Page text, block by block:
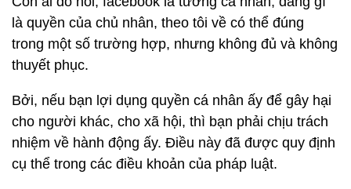
là quyền của chủ nhân, theo tôi về có thể đúng
trong một số trường hợp, nhưng không đủ và không
thuyết phục.
Bởi, nếu bạn lợi dụng quyền cá nhân ấy để gây hại
cho người khác, cho xã hội, thì bạn phải chịu trách
nhiệm về hành động ấy. Điều này đã được quy định
cụ thể trong các điều khoản của pháp luật.